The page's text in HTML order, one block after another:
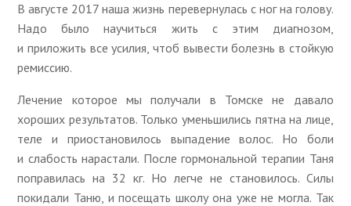
В августе 2017 наша жизнь перевернулась с ног на голову.
Надо было научиться жить с этим диагнозом,
и приложить все усилия, чтоб вывести болезнь в стойкую
ремиссию.
Лечение которое мы получали в Томске не давало
хороших результатов. Только уменьшились пятна на лице,
теле и приостановилось выпадение волос. Но боли
и слабость нарастали. После гормональной терапии Таня
поправилась на 32 кг. Но легче не становилось. Силы
покидали Таню, и посещать школу она уже не могла. Так